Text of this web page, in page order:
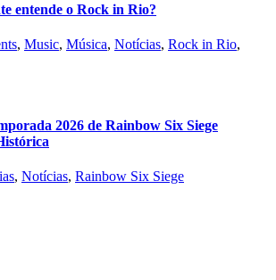
entende o Rock in Rio?
, Music, Música, Notícias, Rock in Rio,
2026 de Rainbow Six Siege
, Notícias, Rainbow Six Siege